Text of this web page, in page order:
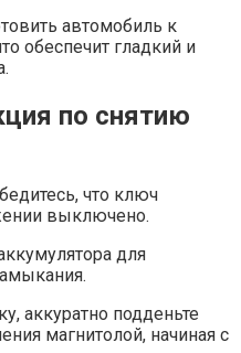
автомобиль к
обеспечит гладкий и
по снятию
что ключ
выключено.
для
аккуратно подденьте
магнитолой, начиная с